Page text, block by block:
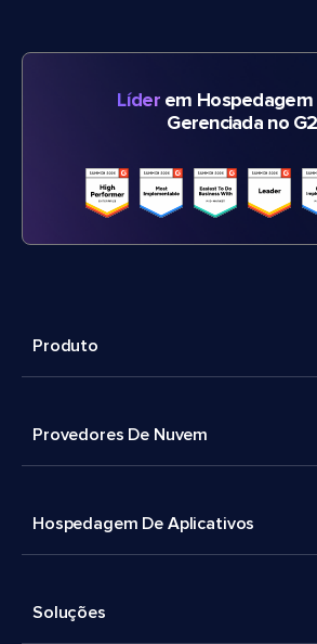
Líderem Hospedagem
Gerenciada no G2
Produto
Provedores De Nuvem
Hospedagem De Aplicativos
Soluções